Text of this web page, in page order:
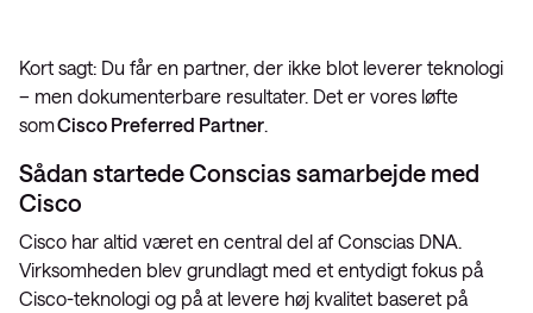
Kort sagt: Du får en partner, der ikke blot leverer teknologi
– men dokumenterbare resultater. Det er vores løfte
somCisco Preferred Partner.
Sådan startede Conscias samarbejde med
Cisco
Cisco har altid været en central del af Conscias DNA.
Virksomheden blev grundlagt med et entydigt fokus på
Cisco-teknologi og på at levere høj kvalitet baseret på